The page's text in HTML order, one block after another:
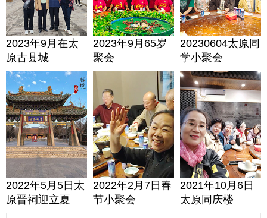
2023年9月在太
原古县城
2023年9月65岁
聚会
20230604太原同
学小聚会
2022年5月5日太
原晋祠迎立夏
2022年2月7日春
节小聚会
2021年10月6日
太原同庆楼